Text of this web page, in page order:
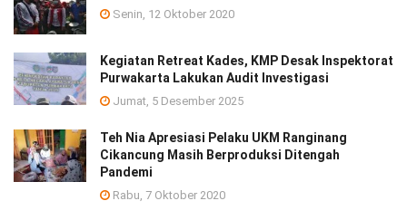
Senin, 12 Oktober 2020
Kegiatan Retreat Kades, KMP Desak Inspektorat
Purwakarta Lakukan Audit Investigasi
Jumat, 5 Desember 2025
Teh Nia Apresiasi Pelaku UKM Ranginang
Cikancung Masih Berproduksi Ditengah
Pandemi
Rabu, 7 Oktober 2020